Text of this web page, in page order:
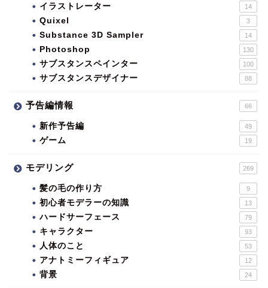
イラストレーター 14
Quixel 3
Substance 3D Sampler 14
Photoshop 130
サブスタンスペインター 100
サブスタンスデザイナー 88
予告編情報 66
新作予告編 49
ゲーム 19
モデリング 269
髪の毛の作り方 9
初心者モデラーの知識 13
ハードサーフェース 79
キャラクター 93
人体のこと 53
アナトミーフィギュア 12
背景 24